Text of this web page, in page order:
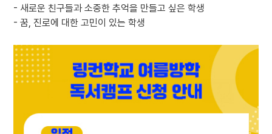
- 새로운 친구들과 소중한 추억을 만들고 싶은 학생
- 꿈, 진로에 대한 고민이 있는 학생